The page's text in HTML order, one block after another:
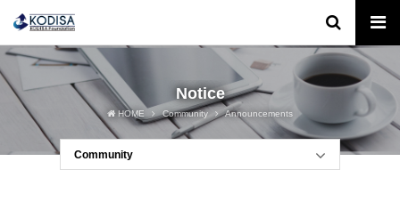
Notice
HOME Community Announcements
Community